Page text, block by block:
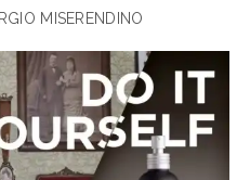
MISERENDINO